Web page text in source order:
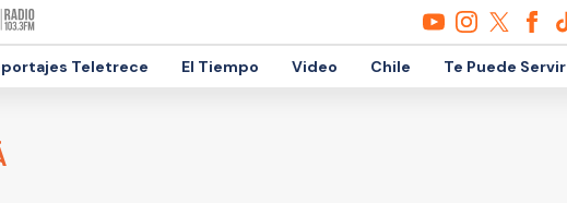
Teletrece El Tiempo Video Chile Te Puede Servir